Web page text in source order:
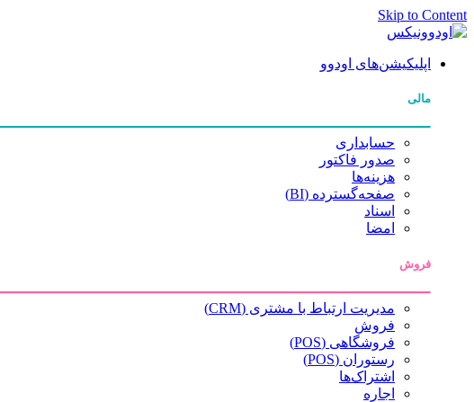
Skip to Content
اپلیکیشن‌های اودوو
مالی
حسابداری
صدور فاکتور
هزینه‌ها
صفحه‌گسترده (BI)
اسناد
امضا
فروش
مدیریت ارتباط با مشتری (CRM)
فروش
فروشگاهی (POS)
رستوران (POS)
اشتراک‌ها
اجاره